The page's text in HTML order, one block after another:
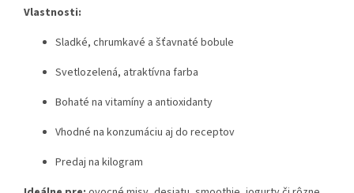
Vlastnosti:
Sladké, chrumkavé a šťavnaté bobule
Svetlozelená, atraktívna farba
Bohaté na vitamíny a antioxidanty
Vhodné na konzumáciu aj do receptov
Predaj na kilogram